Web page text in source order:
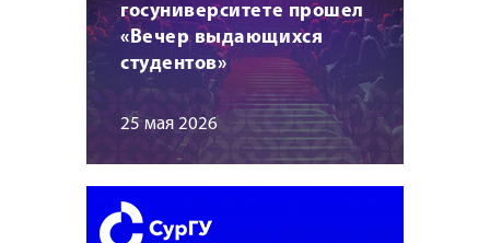
госуниверситете прошел
«Вечер выдающихся
студентов»
25 мая 2026